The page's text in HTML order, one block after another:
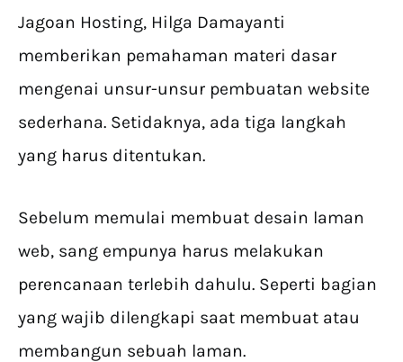
Jagoan Hosting, Hilga Damayanti
memberikan pemahaman materi dasar
mengenai unsur-unsur pembuatan website
sederhana. Setidaknya, ada tiga langkah
yang harus ditentukan.
Sebelum memulai membuat desain laman
web, sang empunya harus melakukan
perencanaan terlebih dahulu. Seperti bagian
yang wajib dilengkapi saat membuat atau
membangun sebuah laman.